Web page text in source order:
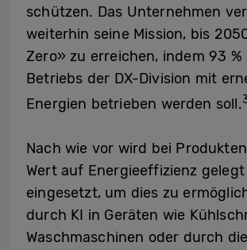
schützen. Das Unternehmen
weiterhin seine Mission, bis
Zero» zu erreichen, indem 93 %
Betriebs der DX-Division mit
Energien betrieben werden soll.
Nach wie vor wird bei
Wert auf Energieeffizienz
eingesetzt, um dies zu
durch KI in Geräten wie
Waschmaschinen oder durch